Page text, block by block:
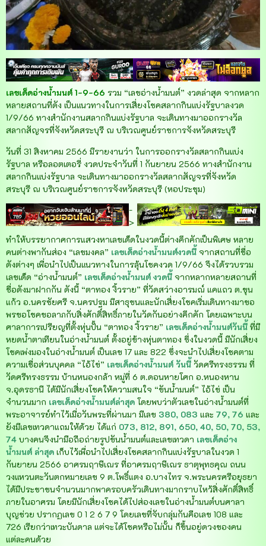
เลขเด็ดอ่างน้ำมนต์ 1-9-66 รวม “เลขอ่างน้ำมนต์” งวดล่าสุด จากหลาก
หลายสถานที่ดัง เป็นแนวทางในการเสี่ยงโชคสลากกินแบ่งรัฐบาลงวด
1/9/66 ทางสำนักงานสลากกินแบ่งรัฐบาล จะเดินทางมาออกรางวัล
สลากสัญจรที่จังหวัดสระบุรี ณ บริเวณศูนย์ราชการจังหวัดสระบุรี
วันที่ 31 สิงหาคม 2566 มีรายงานว่า ในการออกรางวัลสลากกินแบ่ง
รัฐบาล หรือลอตเตอรี่ งวดประจำวันที่ 1 กันยายน 2566 ทางสำนักงาน
สลากกินแบ่งรัฐบาล จะเดินทางมาออกรางวัลสลากสัญจรที่จังหวัด
สระบุรี ณ บริเวณศูนย์ราชการจังหวัดสระบุรี (หอประชุม)
-
>
ทำให้บรรยากาศการแสวงหาเลขเด็ดในงวดนี้ต่างคึกคักเป็นพิเศษ หลาย
คนต่างพากันส่อง “เลขมงคล” เลขเด็ดอ่างน้ำมนต์งวดนี้ จากสถานที่ชื่อ
ดังต่างๆ เพื่อนำไปเป็นแนวทางในการลุ้นโชคงวด 1/9/66 จึงได้รวบรวม
เลขเด็ด “อ่างน้ำมนต์” เลขเด็ดอ่างน้ำมนต์ งวดนี้ จากหลากหลายสถานที่
ชื่อดังมาฝากกัน ดังนี้ “ตาทอง งิ้วราย” ที่วัดสว่างอารมณ์ แคแถว ต.ขุน
แก้ว อ.นครชัยศรี จ.นครปฐม มีสาธุชนและนักเสี่ยงโชคเริ่มเดินทางมาขอ
พรขอโชคขอลาภกับสิ่งศักดิ์สิทธิ์ภายในวัดกันอย่างคึกคัก โดยเฉพาะบน
ศาลาการเปรียญที่ตั้งหุ่นปั้น “ตาทอง งิ้วราย” เลขเด็ดอ่างน้ำมนต์วันนี้ ที่มี
หยดน้ำตาเทียนในอ่างน้ำมนต์ ตั้งอยู่ข้างหุ่นตาทอง ซึ่งในงวดนี้ มีนักเสี่ยง
โชคเพ่งมองในอ่างน้ำมนต์ เป็นเลข 17 และ 822 ซึ่งจะนำไปเสี่ยงโชคตาม
ความเชื่อส่วนบุคคล “ไอ้ไข่” เลขเด็ดอ่างน้ำมนต์ วันนี้ วัดศรีทรงธรรม ที่
วัดศรีทรงธรรม บ้านหนองกล้า หมู่ที่ 6 ต.ดอนหายโศก อ.หนองหาน
จ.อุดรธานี ได้มีนักเสี่ยงโชคให้ความสนใจ “ขันน้ำมนต์” ไอ้ไข่ เป็น
จำนวนมาก เลขเด็ดอ่างน้ำมนต์ล่าสุด โดยพบว่าตัวเลขในอ่างน้ำมนต์ที่
พระอาจารย์ทำไว้เมื่อวันพระที่ผ่านมา มีเลข 380, 083 และ 79, 76 และ
ยังมีเลขเทวดาแถมให้ด้วย ได้แก่ 073, 812, 891, 650, 40, 50, 70, 53,
74 บางคนจึงนำมือถือถ่ายรูปขันน้ำมนต์และเลขเทวดา เลขเด็ดอ่าง
น้ำมนต์ ล่าสุด เก็บไว้เพื่อนำไปเสี่ยงโชคสลากกินแบ่งรัฐบาลในงวด 1
กันยายน 2566 อาศรมฤาษีเณร ที่อาศรมฤาษีเณร ธาตุพุทธคุณ ถนน
วงแหวนตะวันตกหมายเลข 9 ต.โพธิ์แตง อ.บางไทร จ.พระนครศรีอยุธยา
ได้มีประชาชนจำนวนมากพาครอบครัวเดินทางมากราบไหว้สิ่งศักดิ์สิทธิ์
ภายในอาศรม โดยมีนักเสี่ยงโชคได้ไปส่องเลขในอ่างน้ำมนต์บนศาลา
บุญช่วย ปรากฏเลข 0 1 2 6 7 9 โดยเลขที่จับกลุ่มกันคือเลข 108 และ
726 เรียกว่าเทวะบันดาล แต่จะได้โชคหรือไม่นั้น ก็ขึ้นอยู่ดวงของคน
แต่ละคนด้วย